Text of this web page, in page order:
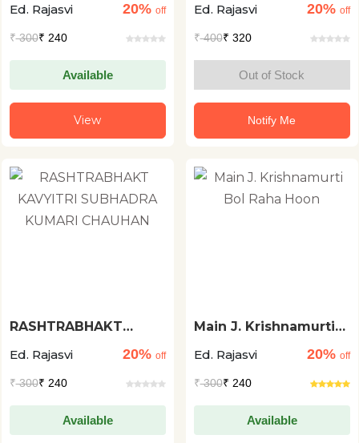
Hoon
Ed. Rajasvi 20% off
₹300₹ 240
Available
View
Ed. Rajasvi
20% off
₹400₹ 320
Out of Stock
Notify Me
RASHTRABHAKT
KUMARI CHAUHAN
Ed. Rajasvi 20% off
₹300₹ 240
Available
Main J. Krishnamurti
Ed. Rajasvi
20% off
₹300₹ 240
Available